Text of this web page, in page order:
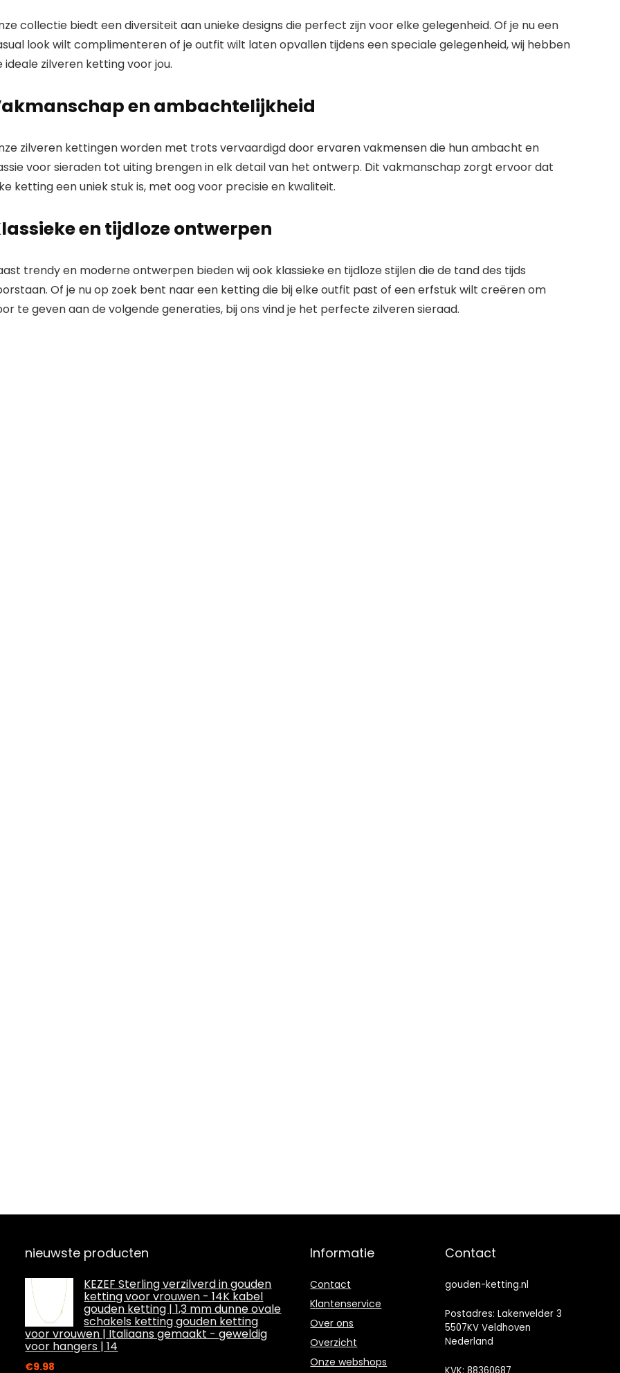
collectie biedt een diversiteit aan unieke designs die perfect zijn voor elke gelegenheid. Of je nu een
look wilt complimenteren of je outfit wilt laten opvallen tijdens een speciale gelegenheid, wij hebben
ideale zilveren ketting voor jou.
en ambachtelijkheid
zilveren kettingen worden met trots vervaardigd door ervaren vakmensen die hun ambacht en
voor sieraden tot uiting brengen in elk detail van het ontwerp. Dit vakmanschap zorgt ervoor dat
ketting een uniek stuk is, met oog voor precisie en kwaliteit.
en tijdloze ontwerpen
trendy en moderne ontwerpen bieden wij ook klassieke en tijdloze stijlen die de tand des tijds
Of je nu op zoek bent naar een ketting die bij elke outfit past of een erfstuk wilt creëren om
te geven aan de volgende generaties, bij ons vind je het perfecte zilveren sieraad.
nieuwste producten
KEZEF Sterling verzilverd in gouden
ketting voor vrouwen - 14K kabel
gouden ketting | 1,3 mm dunne ovale
schakels ketting gouden ketting
voor vrouwen | Italiaans gemaakt - geweldig
voor hangers | 14
€9.98
Informatie
Contact
Klantenservice
Over ons
Overzicht
Onze webshops
Contact
gouden-ketting.nl
Postadres: Lakenvelder 3
5507KV Veldhoven
Nederland